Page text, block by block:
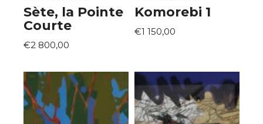
Sète, la Pointe
Courte
€2 800,00
Komorebi 1
€1 150,00